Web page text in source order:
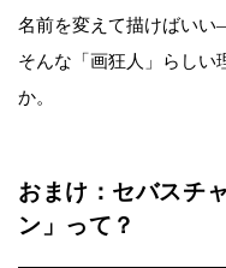
名前を変えて描けばい
そんな「画狂人」らしい
か。
おまけ：セバスチ
ン」って？